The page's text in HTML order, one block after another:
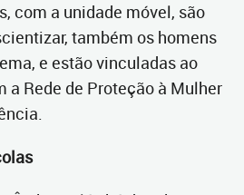
com a unidade móvel, são
também os homens
e estão vinculadas ao
a Rede de Proteção à Mulher